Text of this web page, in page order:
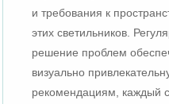
и требования к
этих светильников.
решение проблем
визуально
рекомендациям, каждый